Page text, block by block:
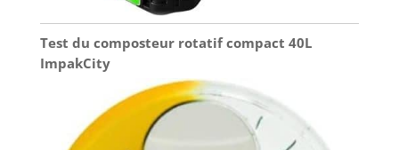
Test du composteur rotatif compact 40L
ImpakCity